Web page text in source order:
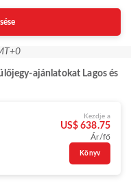
ajánlatokat Lagos és
Kezdje a
US$ 638.75
Ár/fő
Könyv